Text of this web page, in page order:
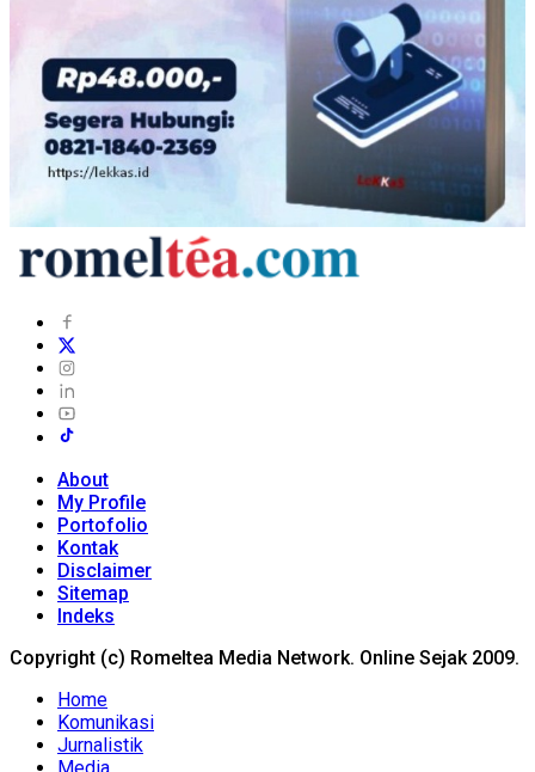
About
My Profile
Portofolio
Kontak
Disclaimer
Sitemap
Indeks
Copyright (c) Romeltea Media Network. Online Sejak 2009.
Home
Komunikasi
Jurnalistik